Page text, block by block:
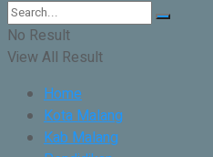
No Result
View All Result
Home
Kota Malang
Kab Malang